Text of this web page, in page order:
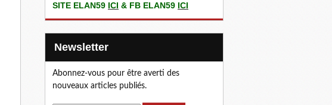
SITE ELAN59 ICI & FB ELAN59 ICI
Newsletter
Abonnez-vous pour être averti des
nouveaux articles publiés.